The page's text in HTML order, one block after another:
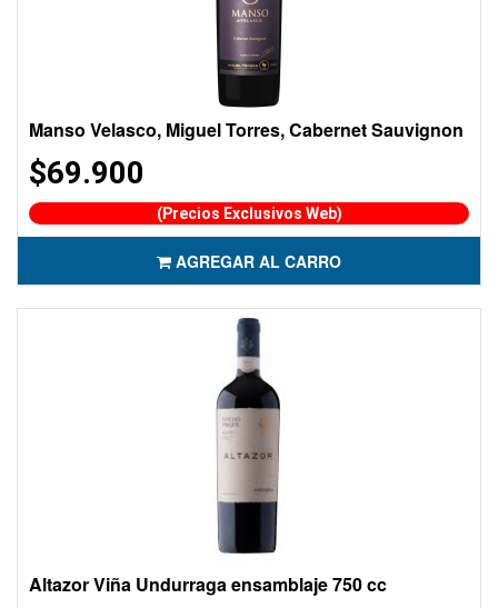
Manso Velasco, Miguel Torres, Cabernet Sauvignon
$69.900
(Precios Exclusivos Web)
AGREGAR AL CARRO
Altazor Viña Undurraga ensamblaje 750 cc